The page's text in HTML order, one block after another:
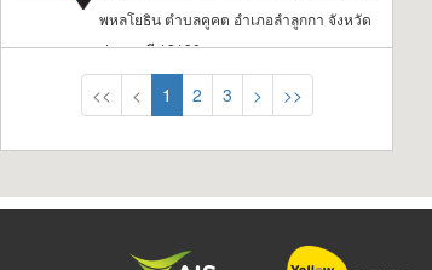
พหลโยธิน ตำบลคูคต อำเภอลำลูกกา จังหวัด
ปทุมธานี 12130
<< < 1 2 3 > >>